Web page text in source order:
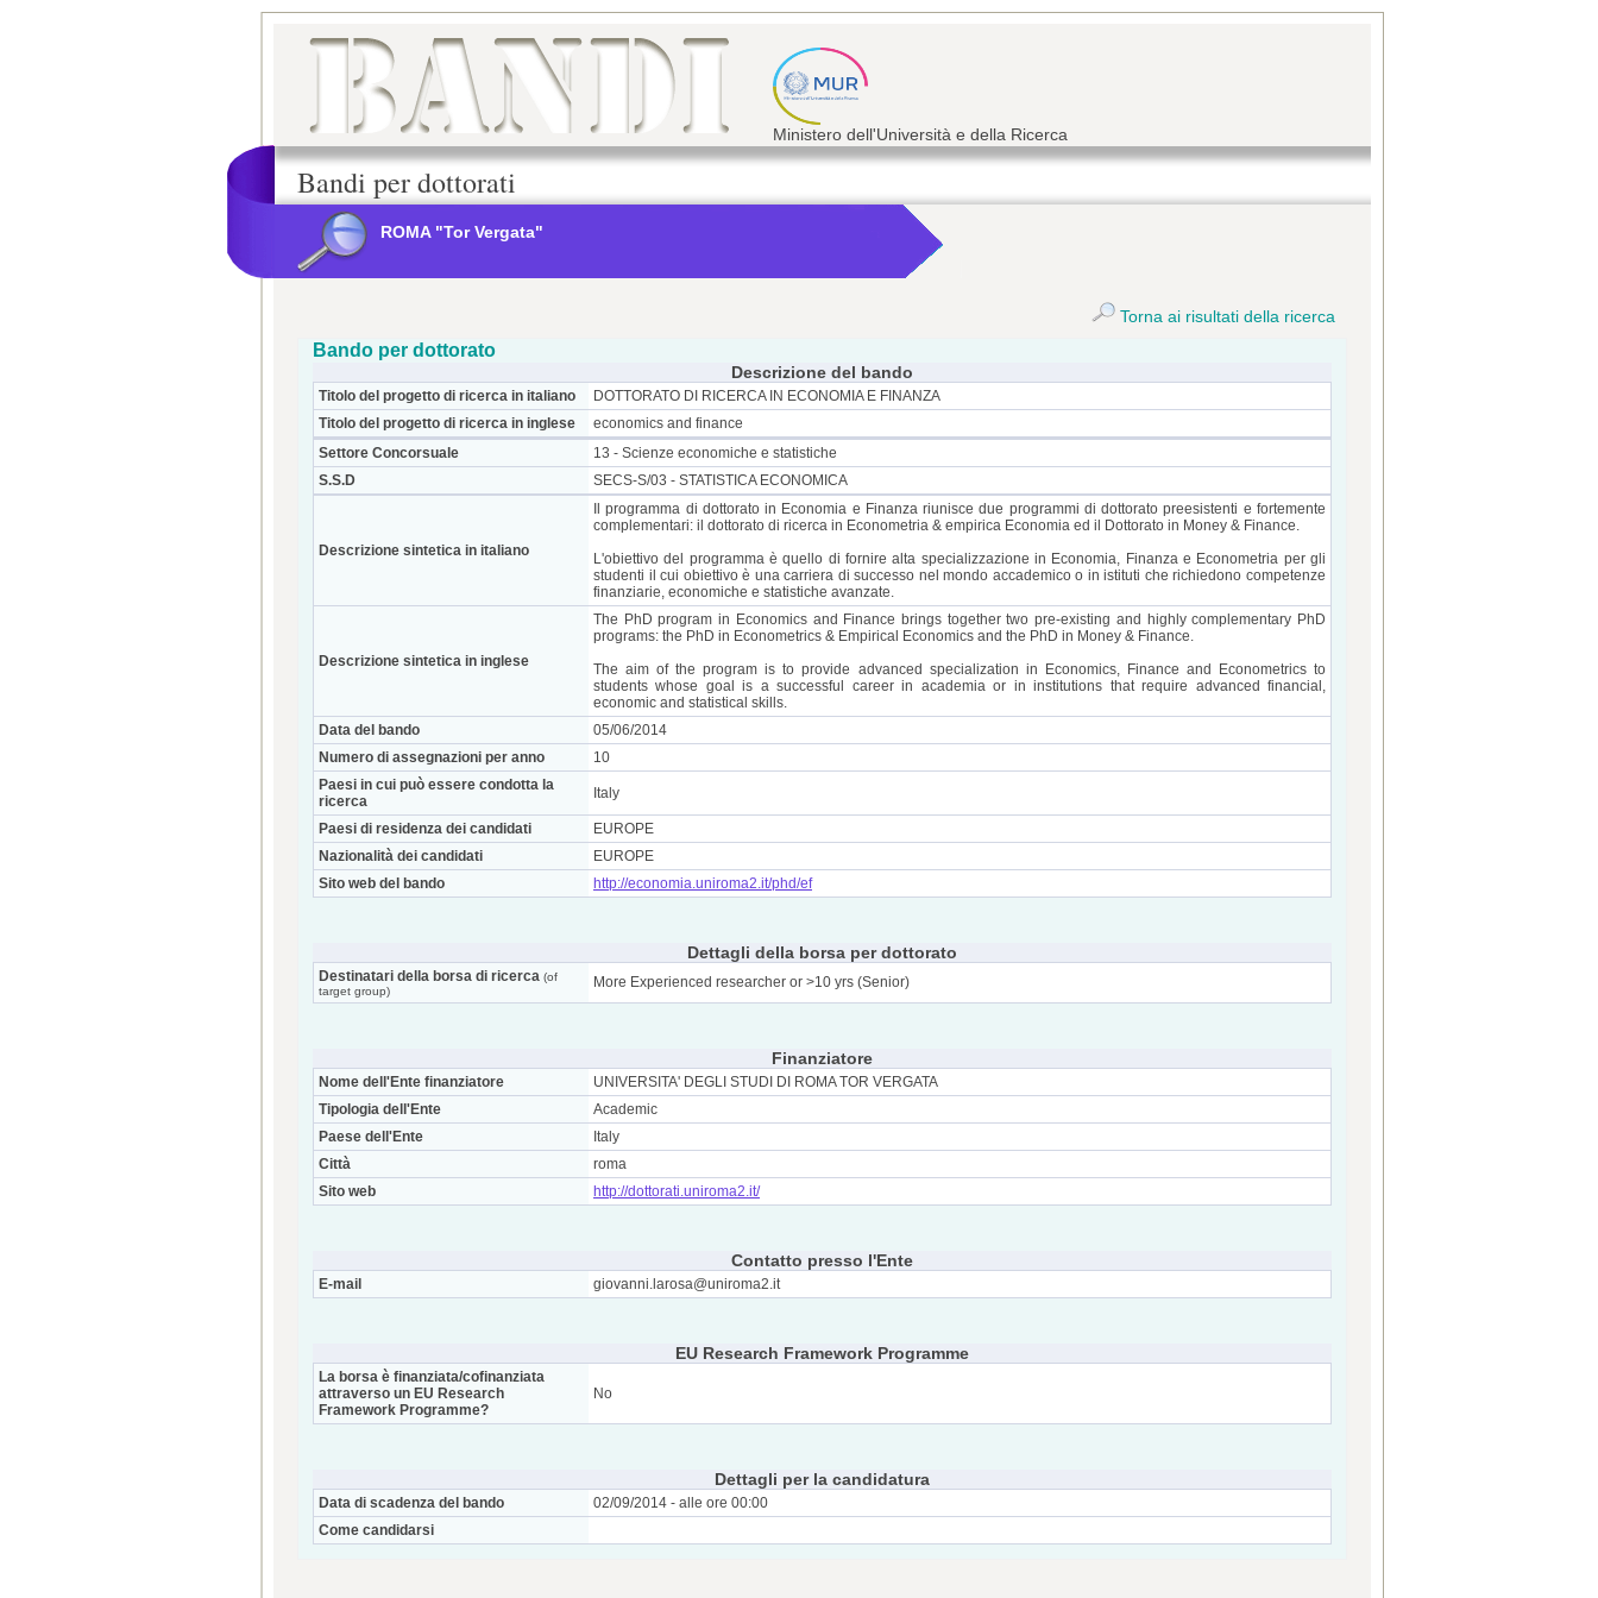
Ministero dell'Università e della Ricerca
Bandi per dottorati
ROMA "Tor Vergata"
Torna ai risultati della ricerca
Bando per dottorato
Descrizione del bando
Titolo del progetto di ricerca in italiano
DOTTORATO DI RICERCA IN ECONOMIA E FINANZA
Titolo del progetto di ricerca in inglese
economics and finance
Settore Concorsuale
13 - Scienze economiche e statistiche
S.S.D
SECS-S/03 - STATISTICA ECONOMICA
Descrizione sintetica in italiano
Il programma di dottorato in Economia e Finanza riunisce due programmi di dottorato preesistenti e fortemente
complementari: il dottorato di ricerca in Econometria & empirica Economia ed il Dottorato in Money & Finance.
L'obiettivo del programma è quello di fornire alta specializzazione in Economia, Finanza e Econometria per gli
studenti il cui obiettivo è una carriera di successo nel mondo accademico o in istituti che richiedono competenze
finanziarie, economiche e statistiche avanzate.
Descrizione sintetica in inglese
The PhD program in Economics and Finance brings together two pre-existing and highly complementary PhD
programs: the PhD in Econometrics & Empirical Economics and the PhD in Money & Finance.
The aim of the program is to provide advanced specialization in Economics, Finance and Econometrics to
students whose goal is a successful career in academia or in institutions that require advanced financial,
economic and statistical skills.
Data del bando
05/06/2014
Numero di assegnazioni per anno
10
Paesi in cui può essere condotta la
ricerca
Italy
Paesi di residenza dei candidati
EUROPE
Nazionalità dei candidati
EUROPE
Sito web del bando
http://economia.uniroma2.it/phd/ef
Dettagli della borsa per dottorato
Destinatari della borsa di ricerca (of
target group)
More Experienced researcher or >10 yrs (Senior)
Finanziatore
Nome dell'Ente finanziatore
UNIVERSITA' DEGLI STUDI DI ROMA TOR VERGATA
Tipologia dell'Ente
Academic
Paese dell'Ente
Italy
Città
roma
Sito web
http://dottorati.uniroma2.it/
Contatto presso l'Ente
E-mail giovanni.larosa@uniroma2.it
EU Research Framework Programme
La borsa è finanziata/cofinanziata
attraverso un EU Research
Framework Programme?
No
Dettagli per la candidatura
Data di scadenza del bando
02/09/2014 - alle ore 00:00
Come candidarsi